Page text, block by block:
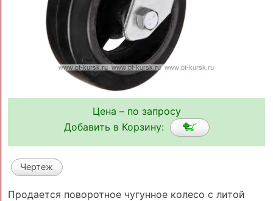
Цена – по запросу
Добавить в Корзину:
Чертеж
Продается поворотное чугунное колесо с литой